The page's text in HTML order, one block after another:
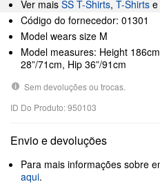
Ver mais SS T-Shirts, T-Shirts e
Código do fornecedor: 01301
Model wears size M
Model measures: Height
28”/71cm, Hip 36”/91cm
Sem devoluções ou trocas.
ID Do Produto: 950103
Envio e devoluções
Para mais informações sobre
aqui.